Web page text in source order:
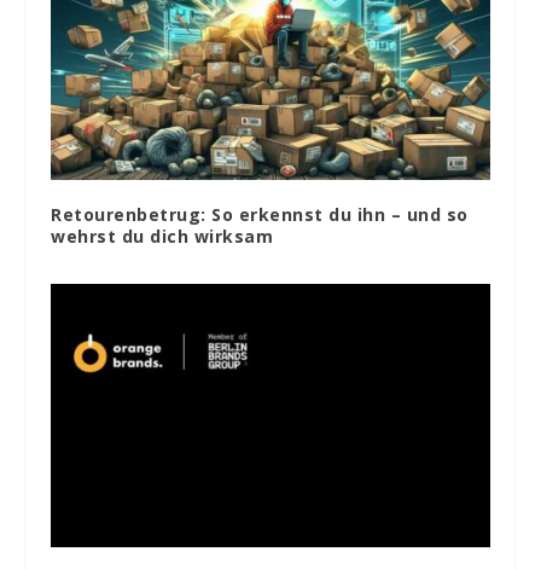
Retourenbetrug: So erkennst du ihn – und so
wehrst du dich wirksam